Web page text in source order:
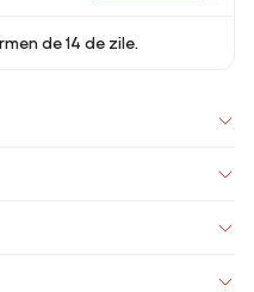
de 14 de zile.